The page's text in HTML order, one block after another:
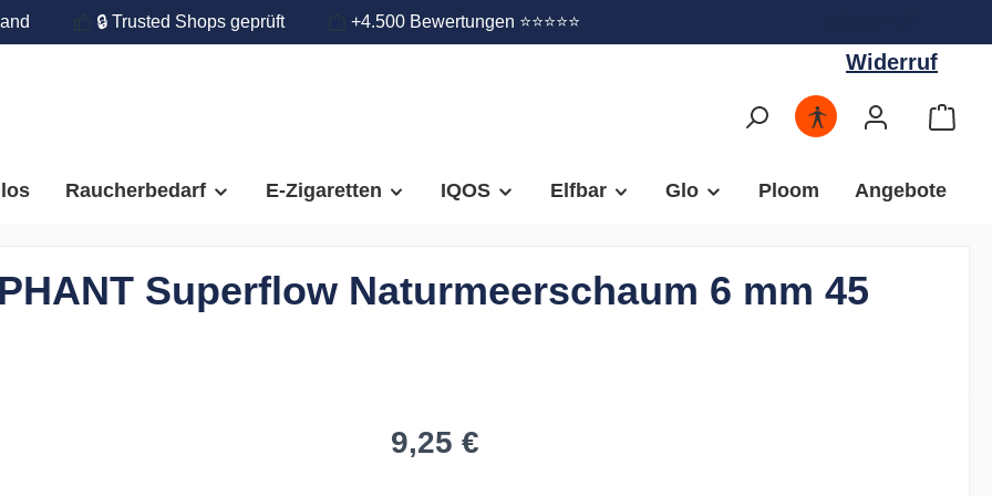
🔒 Trusted Shops geprüft +4.500 Bewertungen ⭐⭐⭐⭐⭐
Widerruf
Raucherbedarf E-Zigaretten IQOS Elfbar Glo Ploom Angebote
Superflow Naturmeerschaum 6 mm 45
9,25 €